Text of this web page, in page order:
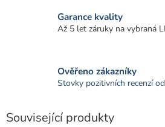
Garance kvality
Až 5 let záruky na vybraná
Ověřeno zákazníky
Stovky pozitivních recenzí
Související produkty